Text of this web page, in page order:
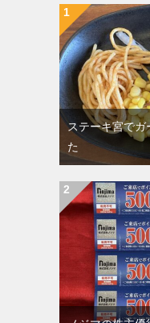
ステーキ宮でガ
た